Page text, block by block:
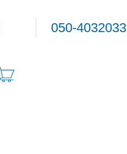
050-4032033